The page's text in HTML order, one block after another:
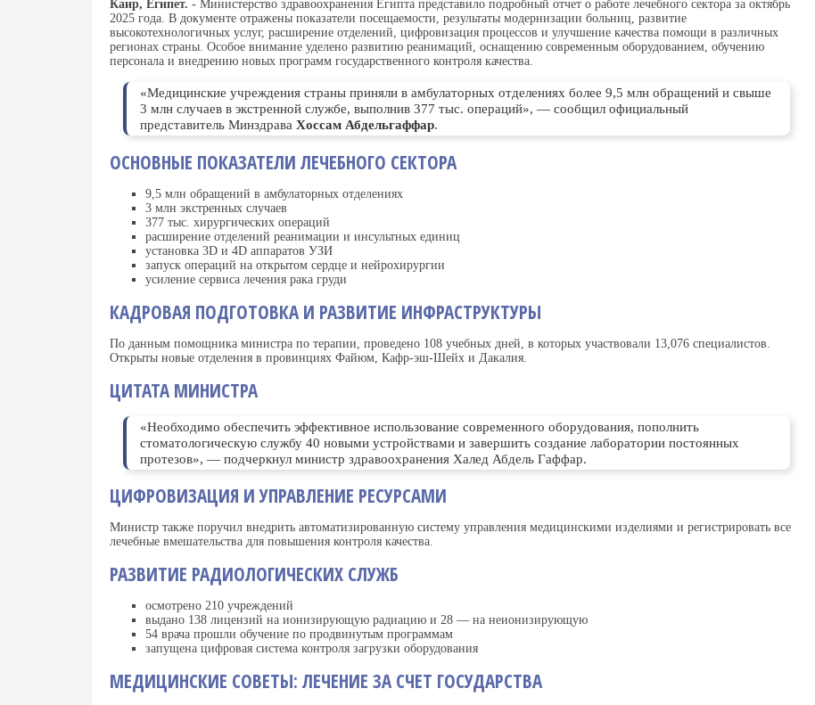
Каир, Египет. - Министерство здравоохранения Египта представило подробный отчет о работе лечебного сектора за октябрь
2025 года. В документе отражены показатели посещаемости, результаты модернизации больниц, развитие
высокотехнологичных услуг, расширение отделений, цифровизация процессов и улучшение качества помощи в различных
регионах страны. Особое внимание уделено развитию реанимаций, оснащению современным оборудованием, обучению
персонала и внедрению новых программ государственного контроля качества.
«Медицинские учреждения страны приняли в амбулаторных отделениях более 9,5 млн обращений и свыше
3 млн случаев в экстренной службе, выполнив 377 тыс. операций», — сообщил официальный
представитель МинздраваХоссам Абдельгаффар.
ОСНОВНЫЕ ПОКАЗАТЕЛИ ЛЕЧЕБНОГО СЕКТОРА
9,5 млн обращений в амбулаторных отделениях
3 млн экстренных случаев
377 тыс. хирургических операций
расширение отделений реанимации и инсультных единиц
установка 3D и 4D аппаратов УЗИ
запуск операций на открытом сердце и нейрохирургии
усиление сервиса лечения рака груди
КАДРОВАЯ ПОДГОТОВКА И РАЗВИТИЕ ИНФРАСТРУКТУРЫ
По данным помощника министра по терапии, проведено 108 учебных дней, в которых участвовали 13,076 специалистов.
Открыты новые отделения в провинциях Файюм, Кафр-эш-Шейх и Дакалия.
ЦИТАТА МИНИСТРА
«Необходимо обеспечить эффективное использование современного оборудования, пополнить
стоматологическую службу 40 новыми устройствами и завершить создание лаборатории постоянных
протезов», — подчеркнул министр здравоохранения Халед Абдель Гаффар.
ЦИФРОВИЗАЦИЯ И УПРАВЛЕНИЕ РЕСУРСАМИ
Министр также поручил внедрить автоматизированную систему управления медицинскими изделиями и регистрировать все
лечебные вмешательства для повышения контроля качества.
РАЗВИТИЕ РАДИОЛОГИЧЕСКИХ СЛУЖБ
осмотрено 210 учреждений
выдано 138 лицензий на ионизирующую радиацию и 28 — на неионизирующую
54 врача прошли обучение по продвинутым программам
запущена цифровая система контроля загрузки оборудования
МЕДИЦИНСКИЕ СОВЕТЫ: ЛЕЧЕНИЕ ЗА СЧЕТ ГОСУДАРСТВА